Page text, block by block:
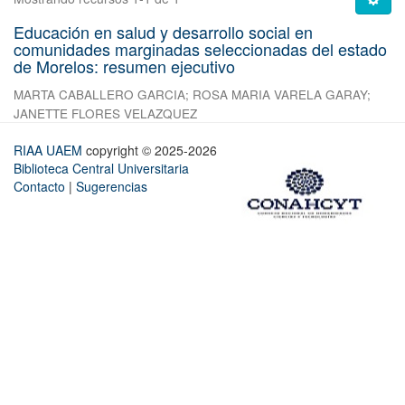
Educación en salud y desarrollo social en
comunidades marginadas seleccionadas del estado
de Morelos: resumen ejecutivo
MARTA CABALLERO GARCIA; ROSA MARIA VARELA GARAY;
JANETTE FLORES VELAZQUEZ
RIAA UAEM copyright © 2025-2026
Biblioteca Central Universitaria
Contacto | Sugerencias